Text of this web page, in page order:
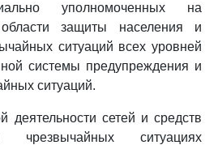
уполномоченных на
защиты населения и
ситуаций всех уровней
системы предупреждения и
ситуаций.
деятельности сетей и средств
чрезвычайных ситуациях